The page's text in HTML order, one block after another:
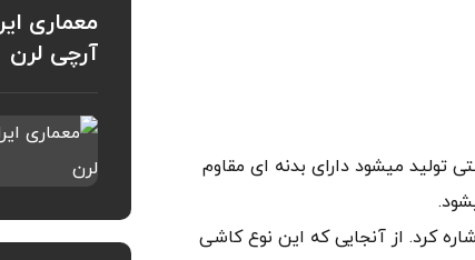
تولید میشود دارای بدنه ای مقاوم
کرد. از آنجایی که این نوع کاشی
معماری
آرچی لرن